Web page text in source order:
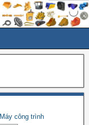
Máy công trình